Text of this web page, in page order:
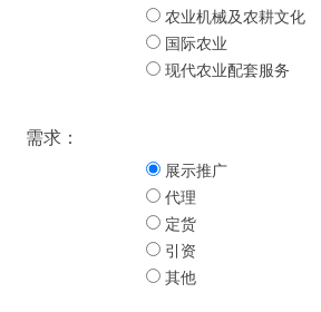
农业机械及农耕文化
国际农业
现代农业配套服务
需求：
展示推广
代理
定货
引资
其他